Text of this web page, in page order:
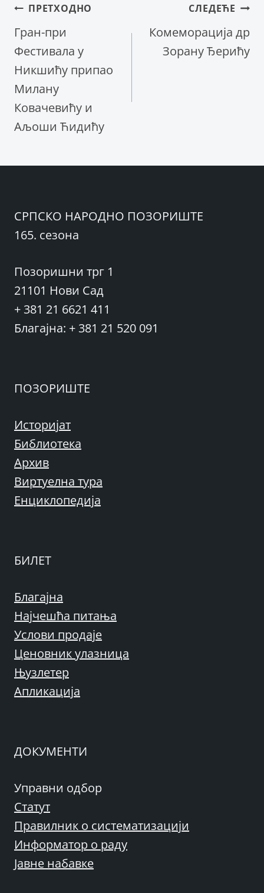
Кретање
чланка
ПРЕТХОДНО
Гран-при
Фестивала у
Никшићу припао
Милану
Ковачевићу и
Аљоши Ћидићу
СЛЕДЕЋЕ
Комеморација др
Зорану Ђерићу
СРПСКО НАРОДНО ПОЗОРИШТЕ
165. сезона
Позоришни трг 1
21101 Нови Сад
+ 381 21 6621 411
Благајна: + 381 21 520 091
ПОЗОРИШТЕ
Историјат
Библиотека
Архив
Виртуелна тура
Енциклопедија
БИЛЕТ
Благајна
Најчешћа питања
Услови продаје
Ценовник улазница
Њузлетер
Апликација
ДОКУМЕНТИ
Управни одбор
Статут
Правилник о систематизацији
Информатор о раду
Јавне набавке